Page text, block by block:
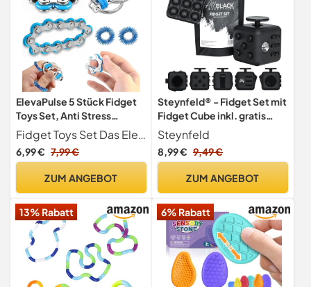
ElevaPulse 5 Stück Fidget
Toys Set, Anti Stress
Spielzeug, Stressabbau
Spielzeug, Fidget Toys
Erwachsene, Skills
Panikattacken, Für Kinder
Angst (Blau)
Fidget Toys Set Das ElevaPulse Fidget Toys Set bietet eine umfangreiche Auswahl von 5 fidget toys, die helfen, Stress zu reduzieren und Konzentration zu fördern. Die Kombination von Blau für ein ansprechendes visuelles Erlebnis für Kinder und Erwachsene
6,99 € 7,99 €
ZUM ANGEBOT
Steynfeld® - Fidget Set mit
Fidget Cube inkl. gratis
Fidget Popper, schwarz,
Fidget Würfel, Fidget
popit, ADHS Anti-Stress,
Nervosität,
Steynfeld
8,99 € 9,49 €
ZUM ANGEBOT
13% Rabatt 6% Rabatt